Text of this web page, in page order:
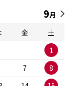
9月
金
土
1
7
8